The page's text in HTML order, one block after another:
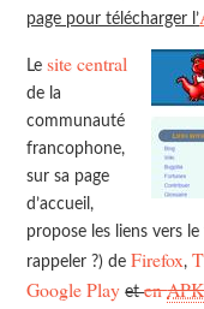
page pour télécharger l’
Lesite central
de la
communauté
francophone,
sur sa page
d’accueil,
propose les liens vers
rappeler ?) deFirefox,
Google Play etenAPK